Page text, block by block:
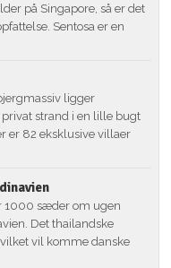
på Singapore, så er det
Sentosa er en
ligger
strand i en lille bugt
er 82 eksklusive villaer
1000 sæder om ugen
Det thailandske
vil komme danske